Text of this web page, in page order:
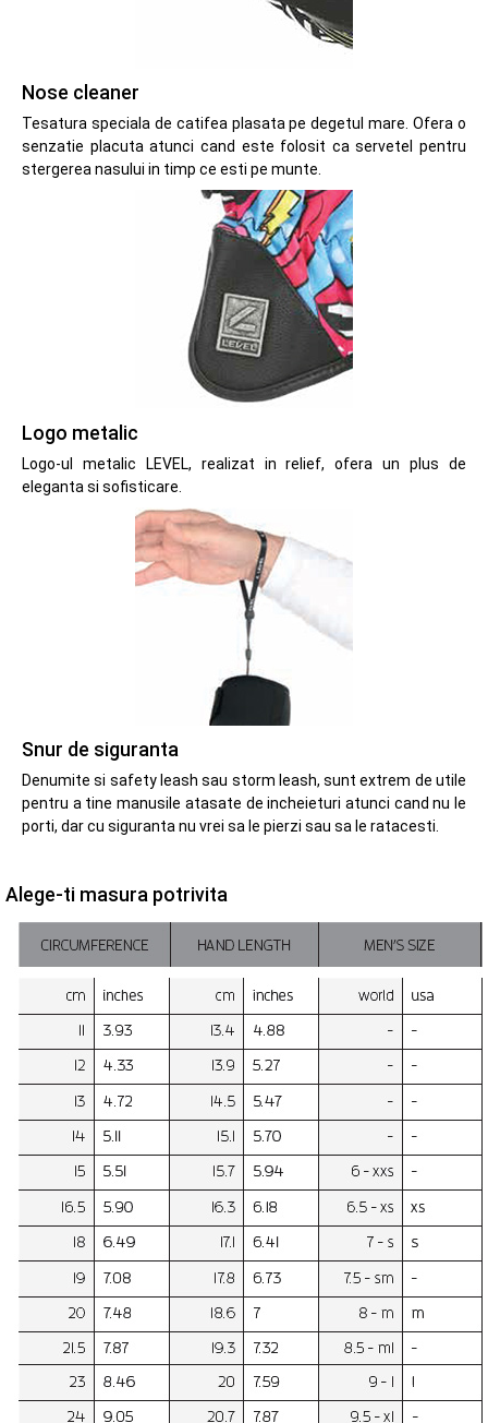
Nose cleaner
Tesatura speciala de catifea plasata pe degetul mare. Ofera o
senzatie placuta atunci cand este folosit ca servetel pentru
stergerea nasului in timp ce esti pe munte.
Logo metalic
Logo-ul metalic LEVEL, realizat in relief, ofera un plus de
eleganta si sofisticare.
Snur de siguranta
Denumite si safety leash sau storm leash, sunt extrem de utile
pentru a tine manusile atasate de incheieturi atunci cand nu le
porti, dar cu siguranta nu vrei sa le pierzi sau sa le ratacesti.
Alege-ti masura potrivita